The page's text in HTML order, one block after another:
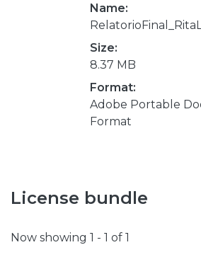
Name:
Size:
8.37 MB
Format:
Adobe Portable
Format
License bundle
Now showing 1 - 1 of 1